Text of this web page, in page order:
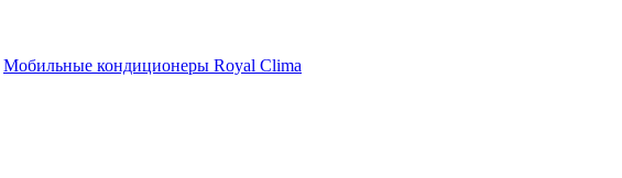
Мобильные кондиционеры Royal Clima